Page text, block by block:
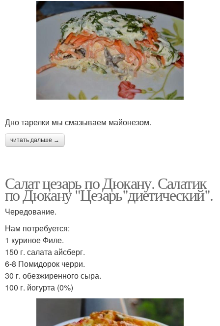
Дно тарелки мы смазываем майонезом.
читать дальше →
Салат цезарь по Дюкану. Салатик
по Дюкану "Цезарь"диетический".
Чередование.
Нам потребуется:
1 куриное Филе.
150 г. салата айсберг.
6-8 Помидорок черри.
30 г. обезжиренного сыра.
100 г. йогурта (0%)